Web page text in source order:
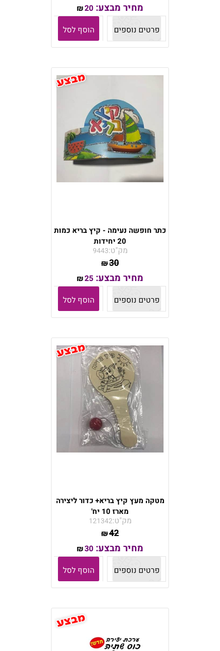
מחיר מבצע: ₪20
פרטים נוספים
הוסף לסל
כתר חופשה נעימה - קיץ בריא כמות
20 יחידות
מק"ט:9443
₪30
מחיר מבצע: ₪25
פרטים נוספים
הוסף לסל
מטקה מעץ קיץ בריא+ כדור ליצירה
מארז 10 יח'
מק"ט:121342
₪42
מחיר מבצע: ₪30
פרטים נוספים
הוסף לסל